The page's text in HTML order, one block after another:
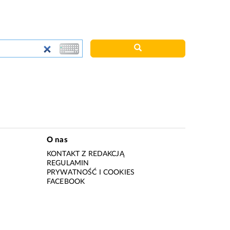
O nas
KONTAKT Z REDAKCJĄ
REGULAMIN
PRYWATNOŚĆ I COOKIES
FACEBOOK